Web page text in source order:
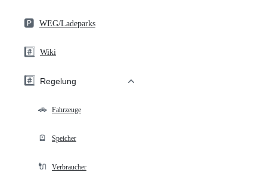
🅿️ WEG/Ladeparks
#️⃣ Wiki
#️⃣ Regelung
🚗 Fahrzeuge
🪫 Speicher
🔌 Verbraucher